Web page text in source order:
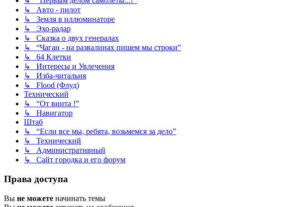
↳ Авто - пилот
↳ Земля в иллюминаторе
↳ Эхо-радар
↳ Сказка о двух генералах
↳ “Чаган - на развалинах пишем мы строки”
↳ 64 Клетки
↳ Интересы и Увлечения
↳ Изба-читальня
↳ Flood (Флуд)
Технический
↳ “От винта !”
↳ Навигатор
Штаб
↳ “Если все мы, ребята, возьмемся за дело”
↳ Технический
↳ Административный
↳ Сайт городка и его форум
Права доступа
Вы не можете начинать темы